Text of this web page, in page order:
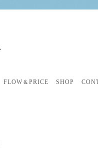
FLOW＆PRICE SHOP